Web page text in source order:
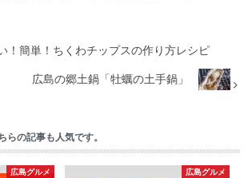
！簡単！ちくわチップスの作り方レシピ
広島の郷土鍋「牡蠣の土手鍋」
らの記事も人気です。
広島グルメ 広島グルメ